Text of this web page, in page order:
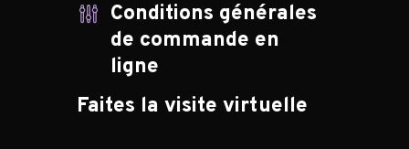
Conditions générales
de commande en
ligne
Faites la visite virtuelle